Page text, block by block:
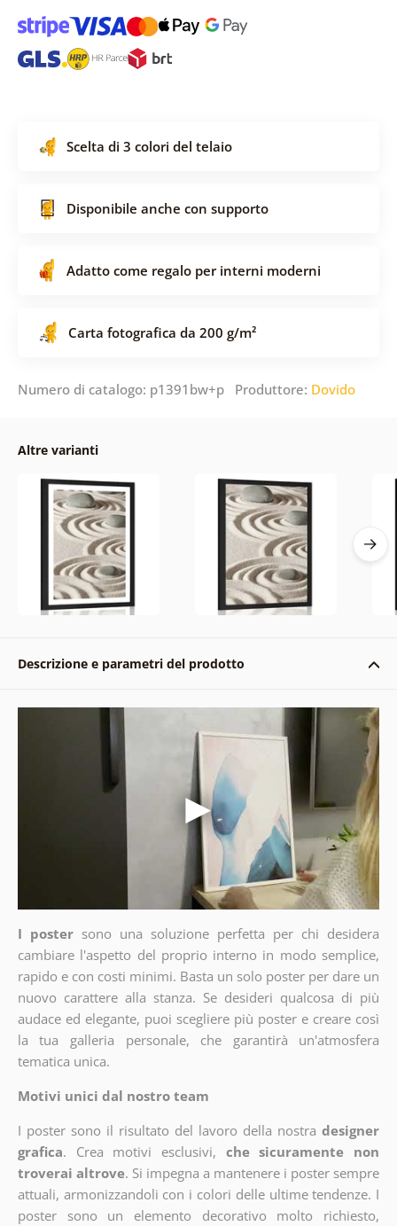
Scelta di 3 colori del telaio
Disponibile anche con supporto
Adatto come regalo per interni moderni
Carta fotografica da 200 g/m²
Numero di catalogo: p1391bw+p Produttore: Dovido
Altre varianti
Descrizione e parametri del prodotto
I poster sono una soluzione perfetta per chi desidera
cambiare l'aspetto del proprio interno in modo semplice,
rapido e con costi minimi. Basta un solo poster per dare un
nuovo carattere alla stanza. Se desideri qualcosa di più
audace ed elegante, puoi scegliere più poster e creare così
la tua galleria personale, che garantirà un'atmosfera
tematica unica.
Motivi unici dal nostro team
I poster sono il risultato del lavoro della nostra designer
grafica. Crea motivi esclusivi, che sicuramente non
troverai altrove. Si impegna a mantenere i poster sempre
attuali, armonizzandoli con i colori delle ultime tendenze. I
poster sono un elemento decorativo molto richiesto,